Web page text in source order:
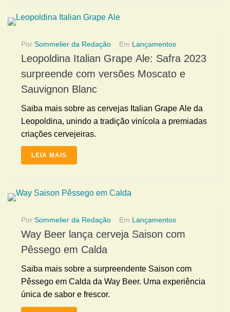
Por Sommelier da Redação Em Lançamentos
Leopoldina Italian Grape Ale: Safra 2023
surpreende com versões Moscato e
Sauvignon Blanc
Saiba mais sobre as cervejas Italian Grape Ale da
Leopoldina, unindo a tradição vinícola a premiadas
criações cervejeiras.
LEIA MAIS
Por Sommelier da Redação Em Lançamentos
Way Beer lança cerveja Saison com
Pêssego em Calda
Saiba mais sobre a surpreendente Saison com
Pêssego em Calda da Way Beer. Uma experiência
única de sabor e frescor.